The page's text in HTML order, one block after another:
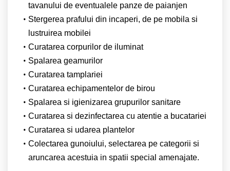
tavanului de eventualele panze de paianjen
Stergerea prafului din incaperi, de pe mobila si
lustruirea mobilei
Curatarea corpurilor de iluminat
Spalarea geamurilor
Curatarea tamplariei
Curatarea echipamentelor de birou
Spalarea si igienizarea grupurilor sanitare
Curatarea si dezinfectarea cu atentie a bucatariei
Curatarea si udarea plantelor
Colectarea gunoiului, selectarea pe categorii si
aruncarea acestuia in spatii special amenajate.